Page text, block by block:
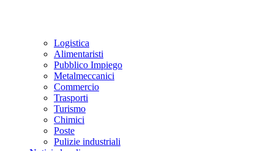
Logistica
Alimentaristi
Pubblico Impiego
Metalmeccanici
Commercio
Trasporti
Turismo
Chimici
Poste
Pulizie industriali